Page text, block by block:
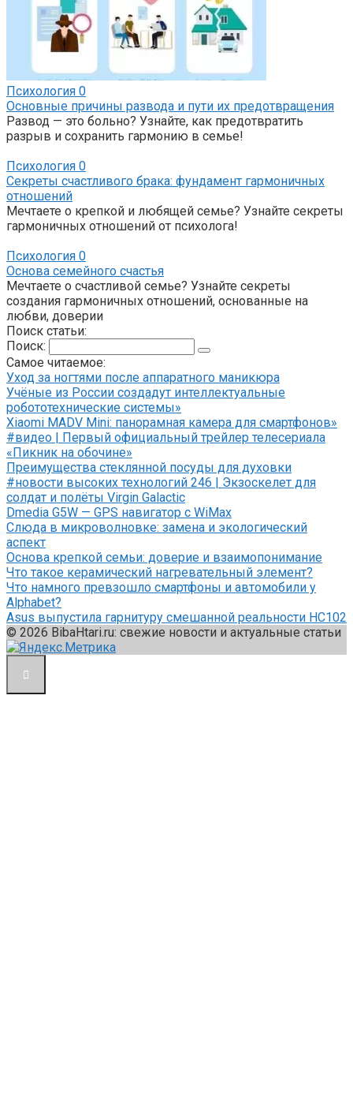
Психология 0
Основные причины развода и пути их предотвращения
Развод — это больно? Узнайте, как предотвратить
разрыв и сохранить гармонию в семье!
Психология 0
Секреты счастливого брака: фундамент гармоничных
отношений
Мечтаете о крепкой и любящей семье? Узнайте секреты
гармоничных отношений от психолога!
Психология 0
Основа семейного счастья
Мечтаете о счастливой семье? Узнайте секреты
создания гармоничных отношений, основанные на
любви, доверии
Поиск статьи:
Поиск:
Самое читаемое:
Уход за ногтями после аппаратного маникюра
Учёные из России создадут интеллектуальные
робототехнические системы»
Xiaomi MADV Mini: панорамная камера для смартфонов»
#видео | Первый официальный трейлер телесериала
«Пикник на обочине»
Преимущества стеклянной посуды для духовки
#новости высоких технологий 246 | Экзоскелет для
солдат и полёты Virgin Galactic
Dmedia G5W — GPS навигатор с WiMax
Слюда в микроволновке: замена и экологический
аспект
Основа крепкой семьи: доверие и взаимопонимание
Что такое керамический нагревательный элемент?
Что намного превзошло смартфоны и автомобили у
Alphabet?
Asus выпустила гарнитуру смешанной реальности HC102
© 2026 BibaHtari.ru: свежие новости и актуальные статьи